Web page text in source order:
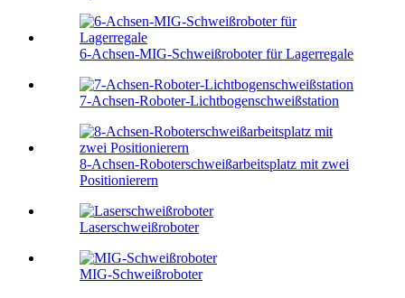
6-Achsen-MIG-Schweißroboter für Lagerregale
7-Achsen-Roboter-Lichtbogenschweißstation
8-Achsen-Roboterschweißarbeitsplatz mit zwei
Positionierern
Laserschweißroboter
MIG-Schweißroboter